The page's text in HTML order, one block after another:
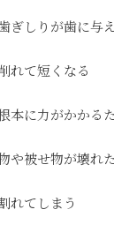
ぎしりが歯に与
れて短くなる
本に力がかかる
や被せ物が壊れ
れてしまう